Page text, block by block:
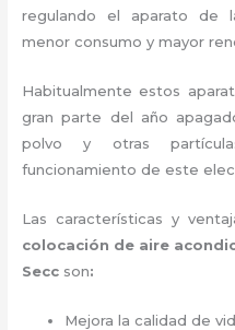
regulando el aparato de
menor consumo y mayor
Habitualmente estos
gran parte del año
polvo y otras
funcionamiento de este
Las características y
colocación de aire
Secc son:
Mejora la calidad de